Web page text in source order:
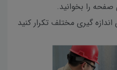
را بخوانید.
گیری مختلف تکرار کنید